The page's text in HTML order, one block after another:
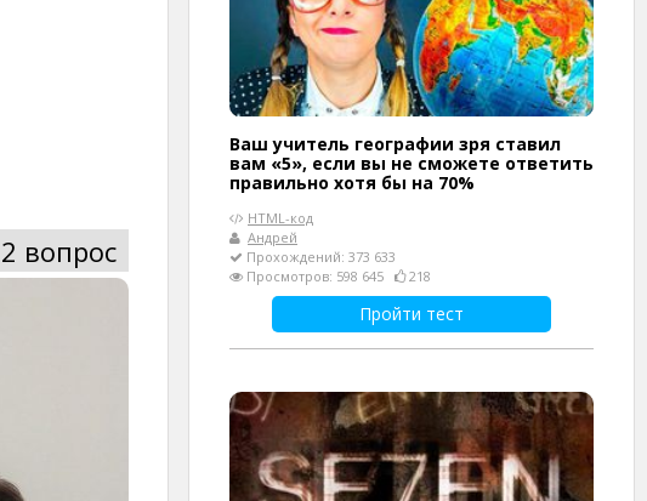
2 вопрос
Ваш учитель географии зря ставил
вам «5», если вы не сможете ответить
правильно хотя бы на 70%
HTML-код
Андрей
Прохождений: 373 633
Просмотров: 598 645
218
Пройти тест